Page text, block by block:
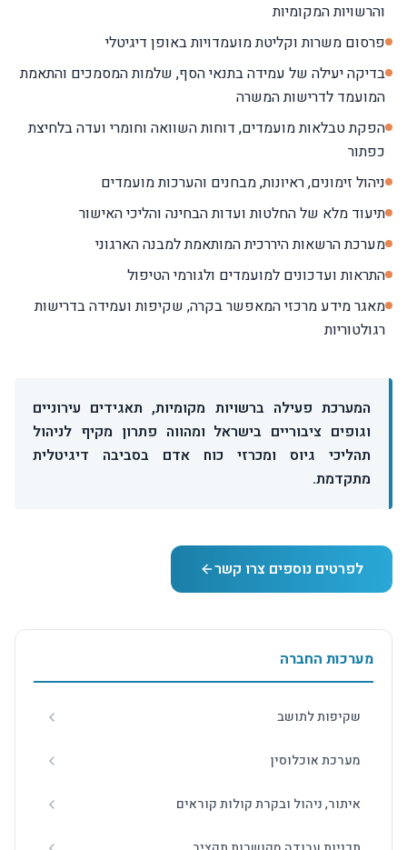
והרשויות המקומיות
פרסום משרות וקליטת מועמדויות באופן דיגיטלי
בדיקה יעילה של עמידה בתנאי הסף, שלמות המסמכים והתאמת
המועמד לדרישות המשרה
הפקת טבלאות מועמדים, דוחות השוואה וחומרי ועדה בלחיצת
כפתור
ניהול זימונים, ראיונות, מבחנים והערכות מועמדים
תיעוד מלא של החלטות ועדות הבחינה והליכי האישור
מערכת הרשאות היררכית המותאמת למבנה הארגוני
התראות ועדכונים למועמדים ולגורמי הטיפול
מאגר מידע מרכזי המאפשר בקרה, שקיפות ועמידה בדרישות
רגולטוריות
המערכת פעילה ברשויות מקומיות, תאגידים עירוניים
וגופים ציבוריים בישראל ומהווה פתרון מקיף לניהול
תהליכי גיוס ומכרזי כוח אדם בסביבה דיגיטלית
מתקדמת.
לפרטים נוספים צרו קשר
מערכות החברה
שקיפות לתושב
מערכת אוכלוסין
איתור, ניהול ובקרת קולות קוראים